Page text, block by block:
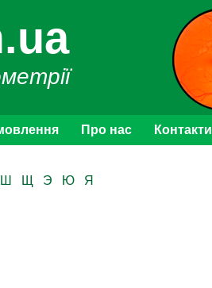
Про нас Контакти
Ш Щ Э Ю Я